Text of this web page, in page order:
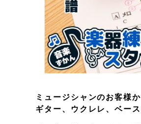
ミュージシャンのお客様
ギター、ウクレレ、ベー